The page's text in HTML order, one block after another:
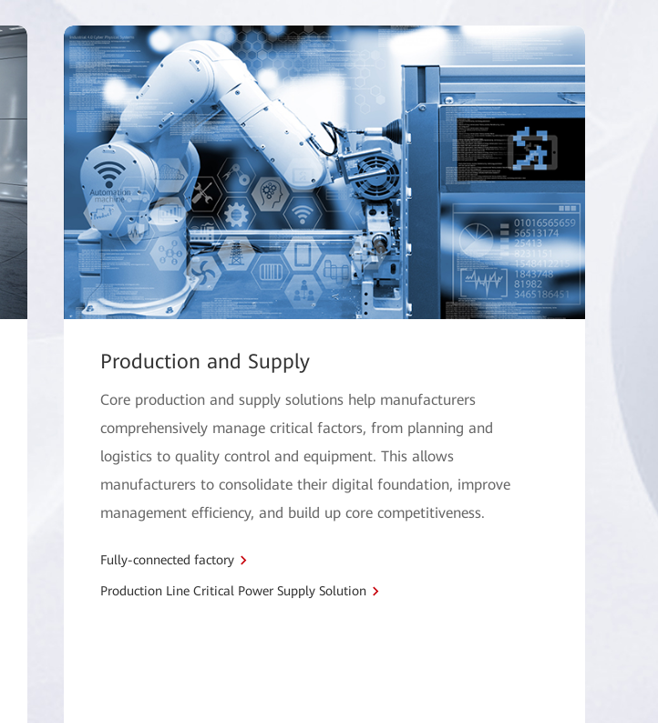
Production and Supply
Core production and supply solutions help manufacturers
comprehensively manage critical factors, from planning and
logistics to quality control and equipment. This allows
manufacturers to consolidate their digital foundation, improve
management efficiency, and build up core competitiveness.
Fully-connected factory
Production Line Critical Power Supply Solution